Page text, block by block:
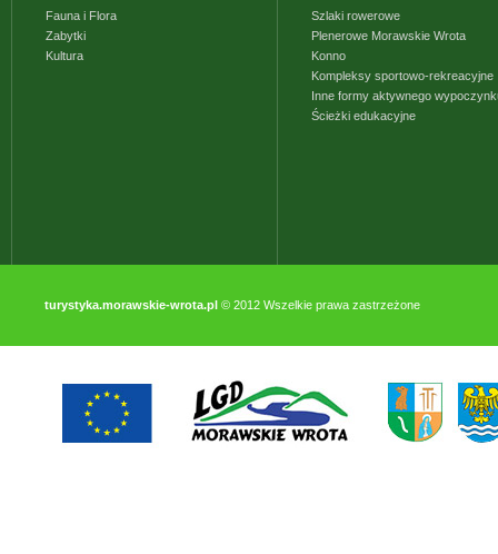
Fauna i Flora
Zabytki
Kultura
Szlaki rowerowe
Plenerowe Morawskie Wrota
Konno
Kompleksy sportowo-rekreacyjne
Inne formy aktywnego
Ścieżki edukacyjne
turystyka.morawskie-wrota.pl © 2012 Wszelkie prawa zastrzeżone